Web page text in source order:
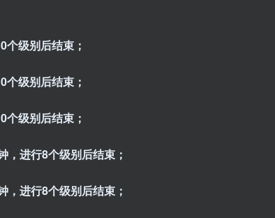
个级别后结束；
个级别后结束；
级别后结束；
，进行8个级别后结束；
，进行8个级别后结束；